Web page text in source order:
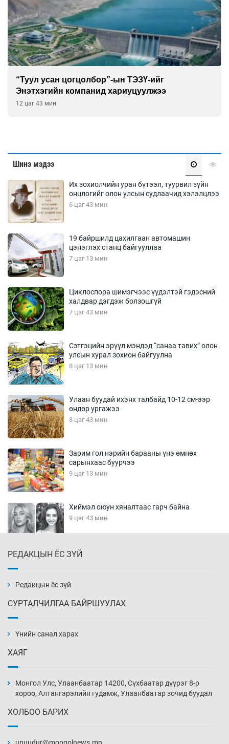
“Туул усан цогцолбор”-ын ТЭЗҮ-ийг
Энэтхэгийн компанид хариуцуулжээ
12 цаг 43 мин
Шинэ мэдээ
Их зохиолчийн уран бүтээл, туурвил зүйн
онцлогийг олон улсын судлаачид хэлэлцлээ
6 цаг 43 мин
19 байршилд цахилгаан автомашин
цэнэглэх станц байгууллаа
7 цаг 13 мин
Циклоспора шимэгчээс үүдэлтэй гэдэсний
халдвар дэгдэж болзошгүй
7 цаг 43 мин
Сэтгэцийн эрүүл мэндэд “санаа тавих” олон
улсын хурал зохион байгуулна
8 цаг 13 мин
Улаан буудай ихэнх талбайд 10-12 см-ээр
өндөр ургажээ
8 цаг 43 мин
Зарим гол нэрийн барааны үнэ өмнөх
сарынхаас буурчээ
9 цаг 13 мин
Хиймэл оюун хяналтаас гарч байна
9 цаг 43 мин
10 цаг 13 мин
нэмэгджээ
10 цаг 43 мин
11 цаг 13 мин
РЕДАКЦЫН ЁС ЗҮЙ
Редакцын ёс зүй
СУРТАЛЧИЛГАА БАЙРШУУЛАХ
Үнийн санал харах
ХАЯГ
Монгол Улс, Улаанбаатар 14200, Сүхбаатар дүүрэг 8-р
хороо, Алтангэрэлийн гудамж, Улаанбаатар зочид буудал
ХОЛБОО БАРИХ